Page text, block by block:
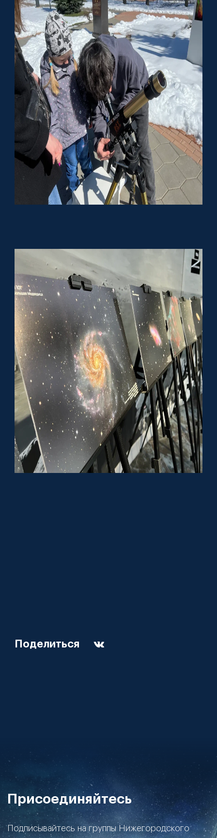
Поделиться
Присоединяйтесь
Подписывайтесь на группы Нижегородского